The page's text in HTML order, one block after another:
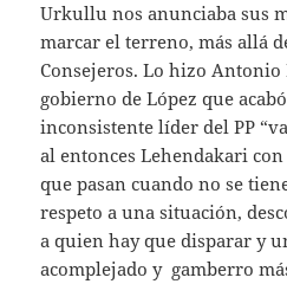
Urkullu nos anunciaba sus
marcar el terreno, más allá
Consejeros. Lo hizo
gobierno de López que
inconsistente líder del PP
al entonces Lehendakari
que pasan cuando no se
respeto a una situación,
a quien hay que disparar y
acomplejado y gamberro